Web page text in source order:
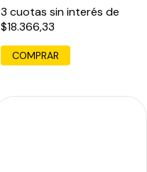
3 cuotas sin interés de
$18.366,33
COMPRAR